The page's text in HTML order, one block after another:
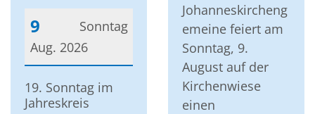
Sonntag
9
Aug. 2026
Datum: 9. August 2026
19. Sonntag im
Jahreskreis
Johanneskircheng
emeine feiert am
Sonntag, 9.
August auf der
Kirchenwiese
einen